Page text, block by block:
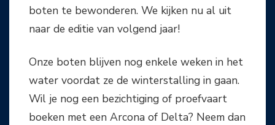
boten te bewonderen. We kijken nu al uit
naar de editie van volgend jaar!
Onze boten blijven nog enkele weken in het
water voordat ze de winterstalling in gaan.
Wil je nog een bezichtiging of proefvaart
boeken met een Arcona of Delta? Neem dan